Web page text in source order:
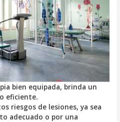
bien equipada, brinda un
eficiente.
riesgos de lesiones, ya sea
adecuado o por una